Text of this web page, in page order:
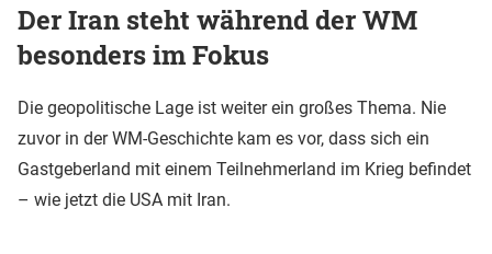
Der Iran steht während der WM
besonders im Fokus
Die geopolitische Lage ist weiter ein großes Thema. Nie
zuvor in der WM-Geschichte kam es vor, dass sich ein
Gastgeberland mit einem Teilnehmerland im Krieg befindet
– wie jetzt die USA mit Iran.